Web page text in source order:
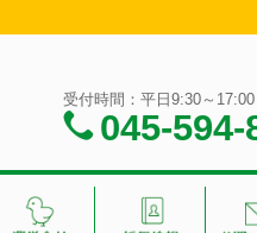
受付時間：平日9:30～17:00
045-594-